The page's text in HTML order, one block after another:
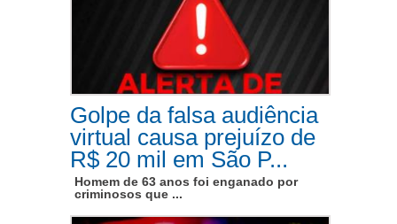
Golpe da falsa audiência
virtual causa prejuízo de
R$ 20 mil em São P...
Homem de 63 anos foi enganado por
criminosos que ...